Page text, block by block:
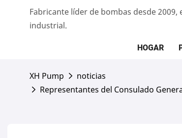
Fabricante líder de bombas desde
industrial.
HOGAR
XH Pump
noticias
Representantes del Consulado